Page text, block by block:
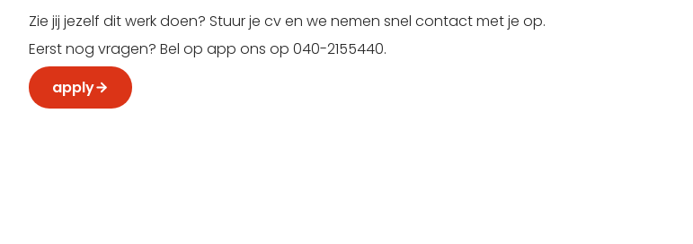
Zie jij jezelf dit werk doen? Stuur je cv en we nemen snel contact met je op.
Eerst nog vragen? Bel op app ons op 040-2155440.
apply